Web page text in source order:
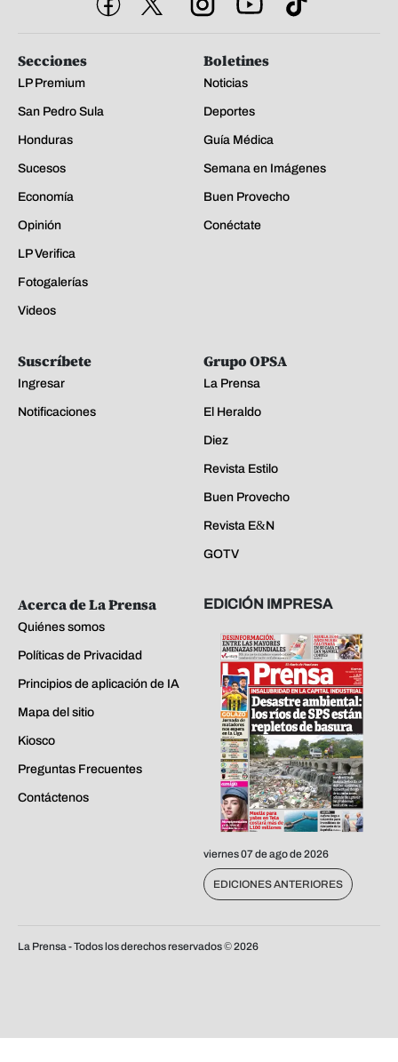
Secciones
LP Premium
San Pedro Sula
Honduras
Sucesos
Economía
Opinión
LP Verifica
Fotogalerías
Videos
Boletines
Noticias
Deportes
Guía Médica
Semana en Imágenes
Buen Provecho
Conéctate
Suscríbete
Ingresar
Notificaciones
Grupo OPSA
La Prensa
El Heraldo
Diez
Revista Estilo
Buen Provecho
Revista E&N
GOTV
Acerca de La Prensa
Quiénes somos
Políticas de Privacidad
Principios de aplicación de IA
Mapa del sitio
Kiosco
Preguntas Frecuentes
Contáctenos
EDICIÓN IMPRESA
viernes 07 de ago de 2026
EDICIONES ANTERIORES
La Prensa - Todos los derechos reservados ©2026